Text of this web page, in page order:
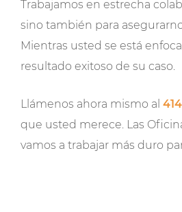
Trabajamos en estrecha
sino también para
Mientras usted se está
resultado exitoso de su caso.
Llámenos ahora mismo al
que usted merece. Las
vamos a trabajar más duro